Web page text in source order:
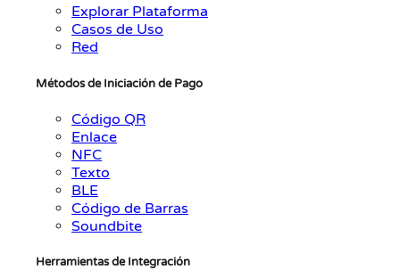
Explorar Plataforma
Casos de Uso
Red
Métodos de Iniciación de Pago
Código QR
Enlace
NFC
Texto
BLE
Código de Barras
Soundbite
Herramientas de Integración